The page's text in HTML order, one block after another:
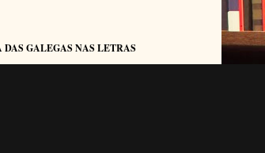
GALEGAS NAS LETRAS